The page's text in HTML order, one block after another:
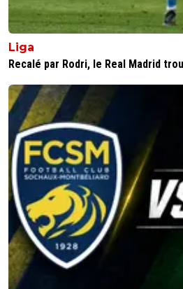
Liga
Recalé par Rodri, le Real Madrid